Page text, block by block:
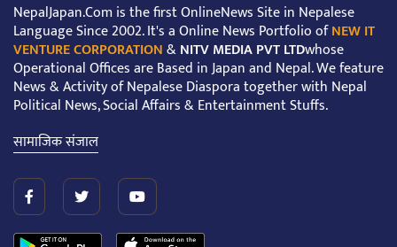
NepalJapan.Com is the first OnlineNews Site in Nepalese
Language Since 2002. It's a Online News Portfolio ofNEW IT
VENTURE CORPORATION&NITV MEDIA PVT LTDwhose
Operational Offices are Based in Japan and Nepal. We feature
News & Activity of Nepalese Diaspora together with Nepal
Political News, Social Affairs & Entertainment Stuffs.
सामाजिक संजाल